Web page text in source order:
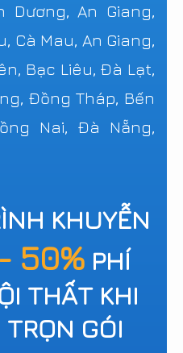
Dương, An Giang,
Cà Mau, An Giang,
Bạc Liêu, Đà Lạt,
Đồng Tháp, Bến
Nai, Đà Nẵng,
KHUYỄN
50% PHÍ
THẤT KHI
GÓI